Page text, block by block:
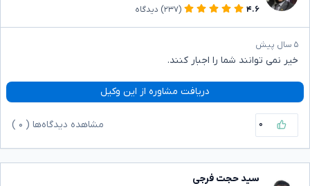
۴.۶
(۲۳۷) دیدگاه
۵ سال پیش
خیر نمی توانند شما را اجبار کنند.
دریافت مشاوره از این وکیل
۰ مشاهده دیدگاه‌ها ( ۰
سید حجت فرجی